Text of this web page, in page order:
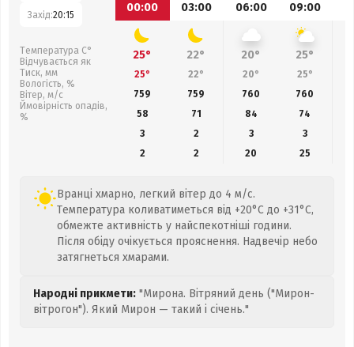
Захід:20:15
Температура С°
Відчувається як
Тиск, мм
Вологість, %
Вітер, м/с
Ймовірність опадів,
%
00:00
03:00 06:00 09:00
25° 22° 20° 25°
25° 22° 20° 25°
759
759 760 760
58
71 84 74
3
2 3
3
2
2 20 25
Вранці хмарно, легкий вітер до 4 м/с.
Температура коливатиметься від +20°C до +31°C,
обмежте активність у найспекотніші години.
Після обіду очікується прояснення. Надвечір небо
затягнеться хмарами.
Народні прикмети: "Мирона. Вітряний день ("Мирон-
вітрогон"). Який Мирон — такий і січень."